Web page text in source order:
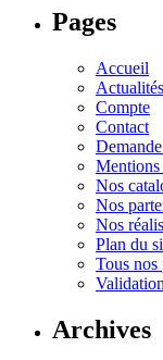
Pages
Accueil
Actualités
Compte
Contact
Mentions
Nos
Nos
Nos
Plan du
Tous nos
Archives